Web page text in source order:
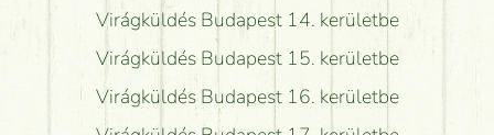
Virágküldés Budapest 14. kerületbe
Virágküldés Budapest 15. kerületbe
Virágküldés Budapest 16. kerületbe